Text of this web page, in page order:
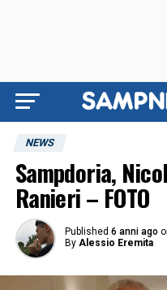
NEWS
Sampdoria,
Ranieri – FOTO
Published 6 anni ago
By Alessio Eremita